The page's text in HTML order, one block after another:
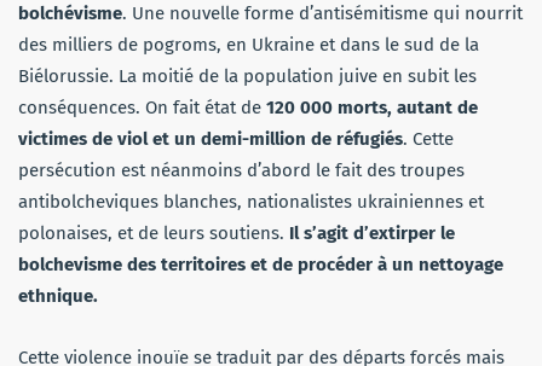
bolchévisme. Une nouvelle forme d’antisémitisme qui nourrit
des milliers de pogroms, en Ukraine et dans le sud de la
Biélorussie. La moitié de la population juive en subit les
conséquences. On fait état de 120 000 morts, autant de
victimes de viol et un demi-million de réfugiés. Cette
persécution est néanmoins d’abord le fait des troupes
antibolcheviques blanches, nationalistes ukrainiennes et
polonaises, et de leurs soutiens. Il s’agit d’extirper le
bolchevisme des territoires et de procéder à un nettoyage
ethnique.
Cette violence inouïe se traduit par des départs forcés mais